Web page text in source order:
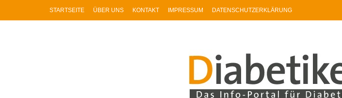
STARTSEITE ÜBER UNS KONTAKT IMPRESSUM DATENSCHUTZERKLÄRUNG